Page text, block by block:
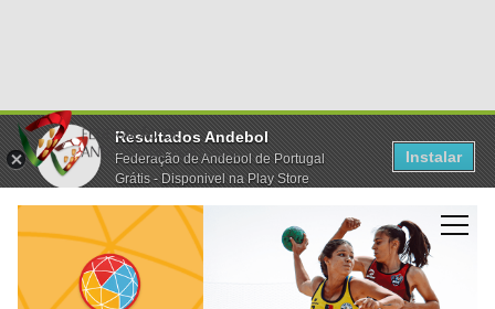
Resultados Andebol
Federação de Andebol de Portugal
Grátis - Disponivel na Play Store
Instalar